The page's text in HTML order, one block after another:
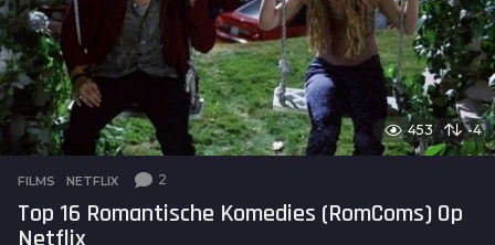
453 -4
FILMS ,NETFLIX 2
Top 16 Romantische Komedies (RomComs) Op